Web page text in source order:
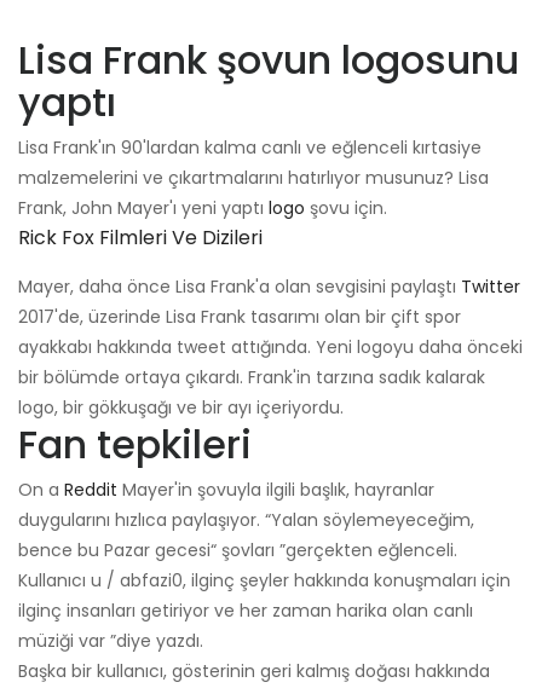
Lisa Frank şovun logosunu
yaptı
Lisa Frank'ın 90'lardan kalma canlı ve eğlenceli kırtasiye
malzemelerini ve çıkartmalarını hatırlıyor musunuz? Lisa
Frank, John Mayer'ı yeni yaptı logo şovu için.
Rick Fox Filmleri Ve Dizileri
Mayer, daha önce Lisa Frank'a olan sevgisini paylaştı Twitter
2017'de, üzerinde Lisa Frank tasarımı olan bir çift spor
ayakkabı hakkında tweet attığında. Yeni logoyu daha önceki
bir bölümde ortaya çıkardı. Frank'in tarzına sadık kalarak
logo, bir gökkuşağı ve bir ayı içeriyordu.
Fan tepkileri
On a Reddit Mayer'in şovuyla ilgili başlık, hayranlar
duygularını hızlıca paylaşıyor. “Yalan söylemeyeceğim,
bence bu Pazar gecesi“ şovları ”gerçekten eğlenceli.
Kullanıcı u / abfazi0, ilginç şeyler hakkında konuşmaları için
ilginç insanları getiriyor ve her zaman harika olan canlı
müziği var ”diye yazdı.
Başka bir kullanıcı, gösterinin geri kalmış doğası hakkında